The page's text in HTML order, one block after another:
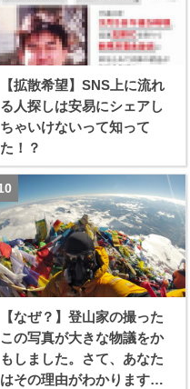
【拡散希望】SNS上に流れ
る人探しは安易にシェアし
ちゃいけないって知って
た！？
【なぜ？】登山家の撮った
この写真が大きな物議をか
もしました。さて、あなた
はその理由がわかります